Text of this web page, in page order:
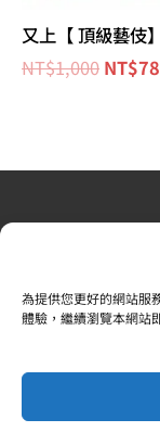
為提供您更好的網站服
體驗，繼續瀏覽本網站
又上【 頂級藝伎
NT$1,000 NT$
份有限公司 |
6 | 統一編